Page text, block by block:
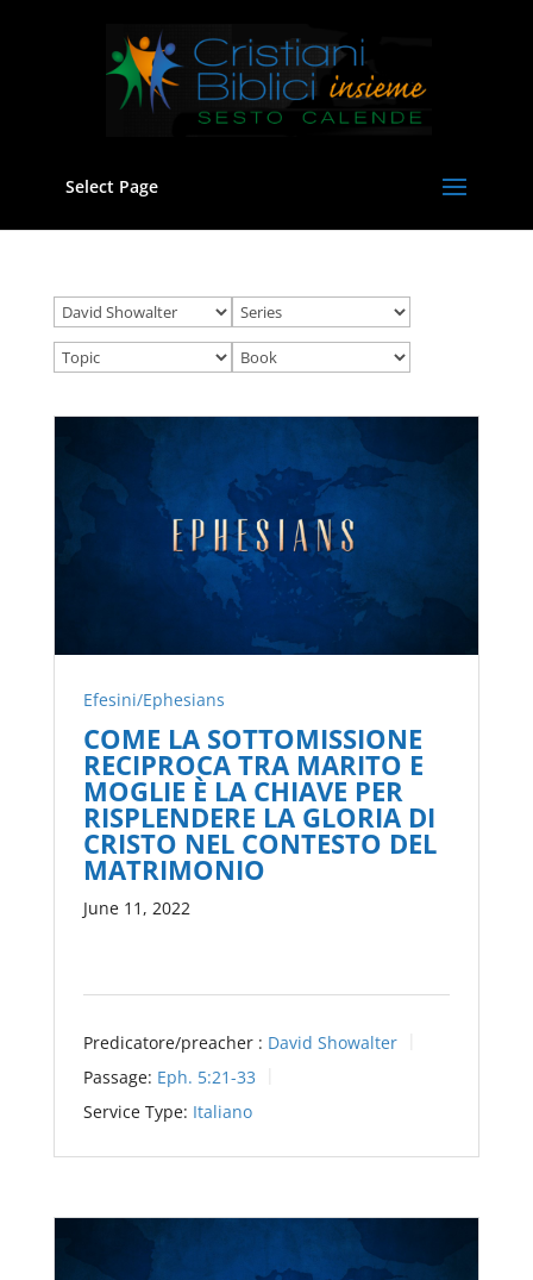
Select Page
Efesini/Ephesians
COME LA SOTTOMISSIONE
RECIPROCA TRA MARITO E
MOGLIE È LA CHIAVE PER
RISPLENDERE LA GLORIA DI
CRISTO NEL CONTESTO DEL
MATRIMONIO
June 11, 2022
Predicatore/preacher : David Showalter
Passage: Eph. 5:21-33
Service Type: Italiano